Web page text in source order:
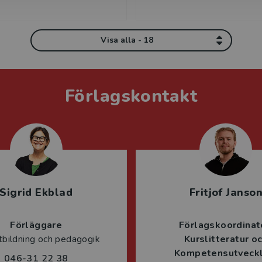
Visa alla - 18
Förlagskontakt
Sigrid Ekblad
Förläggare
och pedagogik
046-31 22 38
Fritjof Janson
Kurslitteratur